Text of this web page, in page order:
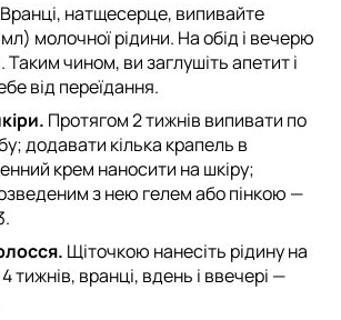
Вранці, натщесерце, випивайте
молочної рідини. На обід і вечерю
Таким чином, ви заглушіть апетит і
від переїдання.
Протягом 2 тижнів випивати по
додавати кілька крапель в
крем наносити на шкіру;
з нею гелем або пінкою —
Щіточкою нанесіть рідину на
тижнів, вранці, вдень і ввечері —